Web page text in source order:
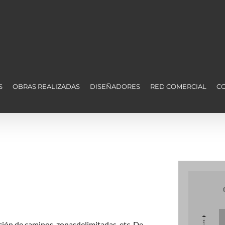
OBRAS REALIZADAS DISEÑADORES RED COMERCIAL